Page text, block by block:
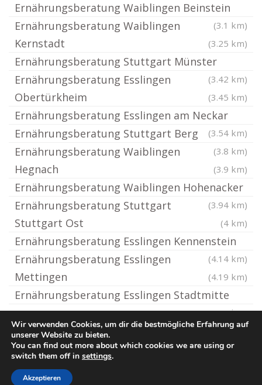
Ernährungsberatung Waiblingen Beinstein
(3.1 km)
Ernährungsberatung Waiblingen
Kernstadt
(3.25 km)
Ernährungsberatung Stuttgart Münster
(3.42 km)
Ernährungsberatung Esslingen
Obertürkheim
(3.45 km)
Ernährungsberatung Esslingen am Neckar
(3.54 km)
Ernährungsberatung Stuttgart Berg
(3.8 km)
Ernährungsberatung Waiblingen
Hegnach
(3.9 km)
Ernährungsberatung Waiblingen Hohenacker
(3.94 km)
Ernährungsberatung Stuttgart
Stuttgart Ost
(4 km)
Ernährungsberatung Esslingen Kennenstein
(4.14 km)
Ernährungsberatung Esslingen
Mettingen
(4.19 km)
Ernährungsberatung Esslingen Stadtmitte
(4.28 km)
© Ernaehrungsberatung.rocks
Impressum / Datenschutz
Wir verwenden Cookies, um dir die bestmögliche Erfahrung auf
unserer Website zu bieten.
You can find out more about which cookies we are using or
switch them off in settings.
Akzeptieren